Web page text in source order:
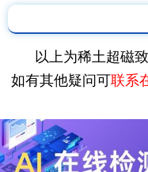
以上为稀土超磁
如有其他疑问可联系